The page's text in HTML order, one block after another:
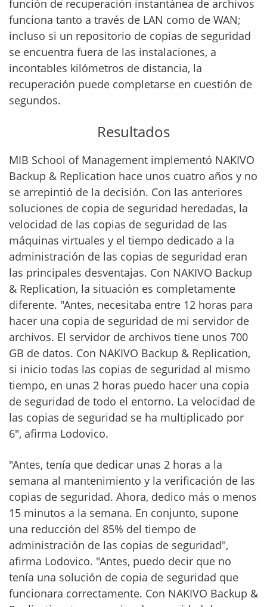
función de recuperación instantánea de archivos
funciona tanto a través de LAN como de WAN;
incluso si un repositorio de copias de seguridad
se encuentra fuera de las instalaciones, a
incontables kilómetros de distancia, la
recuperación puede completarse en cuestión de
segundos.
Resultados
MIB School of Management implementó NAKIVO
Backup & Replication hace unos cuatro años y no
se arrepintió de la decisión. Con las anteriores
soluciones de copia de seguridad heredadas, la
velocidad de las copias de seguridad de las
máquinas virtuales y el tiempo dedicado a la
administración de las copias de seguridad eran
las principales desventajas. Con NAKIVO Backup
& Replication, la situación es completamente
diferente. "Antes, necesitaba entre 12 horas para
hacer una copia de seguridad de mi servidor de
archivos. El servidor de archivos tiene unos 700
GB de datos. Con NAKIVO Backup & Replication,
si inicio todas las copias de seguridad al mismo
tiempo, en unas 2 horas puedo hacer una copia
de seguridad de todo el entorno. La velocidad de
las copias de seguridad se ha multiplicado por
6", afirma Lodovico.
"Antes, tenía que dedicar unas 2 horas a la
semana al mantenimiento y la verificación de las
copias de seguridad. Ahora, dedico más o menos
15 minutos a la semana. En conjunto, supone
una reducción del 85% del tiempo de
administración de las copias de seguridad",
afirma Lodovico. "Antes, puedo decir que no
tenía una solución de copia de seguridad que
funcionara correctamente. Con NAKIVO Backup &